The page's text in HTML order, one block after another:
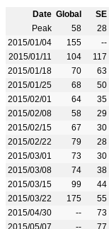
Date Global SE
Peak
58 28
2015/01/04
155 --
2015/01/11
104 117
2015/01/18
70 63
2015/01/25
68 50
2015/02/01
64 35
2015/02/08
58 29
2015/02/15
67 30
2015/02/22
79 28
2015/03/01
73 30
2015/03/08
74 38
2015/03/15
99 44
2015/03/22
175 55
2015/04/30
-- 73
2015/05/07
-- 77